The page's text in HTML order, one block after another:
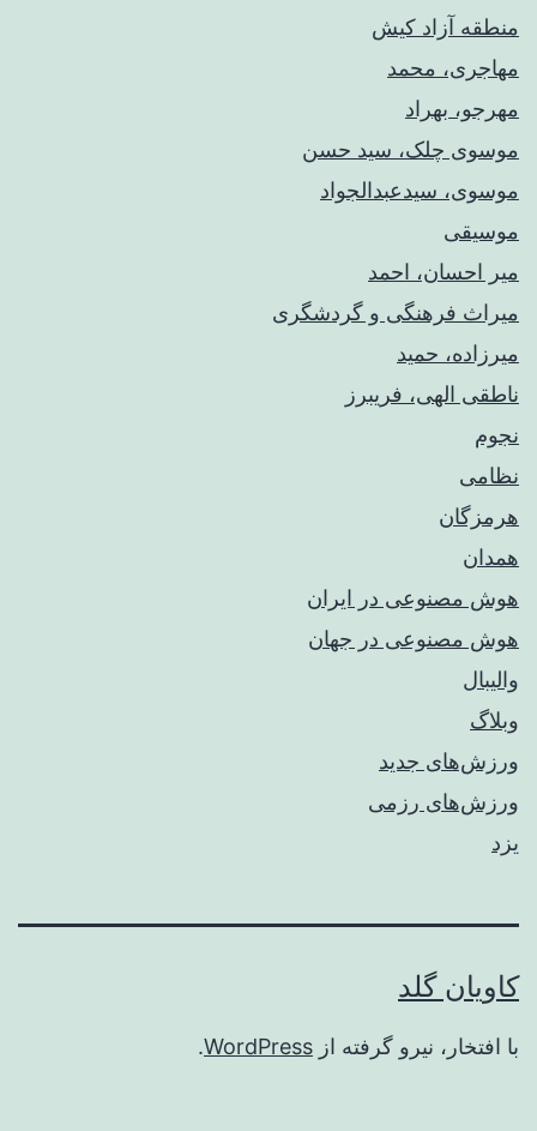
منطقه آزاد کیش
مهاجری، محمد
مهرجو، بهراد
موسوی چلک، سید حسن
موسوی، سیدعبدالجواد
موسیقی
میر احسان، احمد
میراث فرهنگی و گردشگری
میرزاده، حمید
ناطقی الهی، فریبرز
نجوم
نظامی
هرمزگان
همدان
هوش مصنوعی در ایران
هوش مصنوعی در جهان
والیبال
وبلاگ
ورزش‌های جدید
ورزش‌های رزمی
یزد
کاویان گلد
با افتخار، نیرو گرفته از WordPress
.